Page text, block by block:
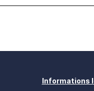
Informations